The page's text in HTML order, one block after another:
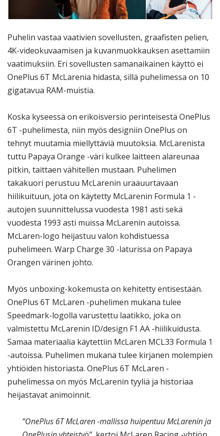
Puhelin vastaa vaativien sovellusten, graafisten pelien,
4K-videokuvaamisen ja kuvanmuokkauksen asettamiin
vaatimuksiin. Eri sovellusten samanaikainen käyttö ei
OnePlus 6T McLarenia hidasta, sillä puhelimessa on 10
gigatavua RAM-muistia.
Koska kyseessä on erikoisversio perinteisestä OnePlus
6T -puhelimesta, niin myös designiin OnePlus on
tehnyt muutamia miellyttäviä muutoksia. McLarenista
tuttu Papaya Orange -väri kulkee laitteen alareunaa
pitkin, taittaen vähitellen mustaan. Puhelimen
takakuori perustuu McLarenin uraauurtavaan
hiilikuituun, jota on käytetty McLarenin Formula 1 -
autojen suunnittelussa vuodesta 1981 asti sekä
vuodesta 1993 asti muissa McLarenin autoissa.
McLaren-logo heijastuu valon kohdistuessa
puhelimeen. Warp Charge 30 -laturissa on Papaya
Orangen värinen johto.
Myös unboxing-kokemusta on kehitetty entisestään.
OnePlus 6T McLaren -puhelimen mukana tulee
Speedmark-logolla varustettu laatikko, joka on
valmistettu McLarenin ID/design F1 AA -hiilikuidusta.
Samaa materiaalia käytettiin McLaren MCL33 Formula 1
-autoissa. Puhelimen mukana tulee kirjanen molempien
yhtiöiden historiasta. OnePlus 6T McLaren -
puhelimessa on myös McLarenin tyyliä ja historiaa
heijastavat animoinnit.
“OnePlus 6T McLaren -mallissa huipentuu McLarenin ja